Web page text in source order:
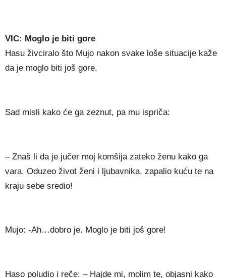
VIC: Moglo je biti gore
Hasu živciralo što Mujo nakon svake loše situacije kaže
da je moglo biti još gore.
Sad misli kako će ga zeznut, pa mu ispriča:
– Znaš li da je jučer moj komšija zateko ženu kako ga
vara. Oduzeo život ženi i ljubavnika, zapalio kuću te na
kraju sebe sredio!
Mujo: -Ah…dobro je. Moglo je biti još gore!
Haso poludio i reče: – Hajde mi, molim te, objasni kako